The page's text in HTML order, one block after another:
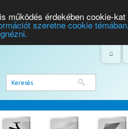
működés érdekében cookie-
szeretne cookie
⌂